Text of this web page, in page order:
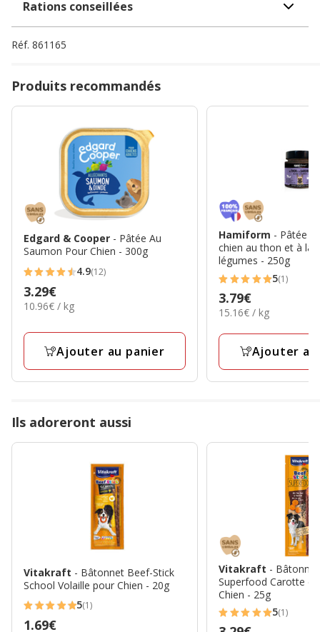
Rations conseillées
Réf. 861165
Produits recommandés
Edgard & Cooper - Pâtée Au
Saumon Pour Chien - 300g
4.9
étoiles
avec
12
4.9(12)
Prix
3.29€
3.29€
10.96€
Kg
10.96€ / kg
Ajouter au panier
Hamiform - Pâtée
chien au thon et à la
légumes - 250g
5
étoiles
avec
1
5(1)
Prix
3.79€
3.79€
15.16€
Kg
15.16€ / kg
Ajouter
Ils adoreront aussi
Vitakraft - Bâtonnet Beef-Stick
School Volaille pour Chien - 20g
5
5(1)
Prix
1.69€
Vitakraft -
Superfood Carotte et
Chien - 25g
5
5(1)